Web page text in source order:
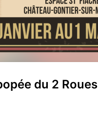
du 2 Roues